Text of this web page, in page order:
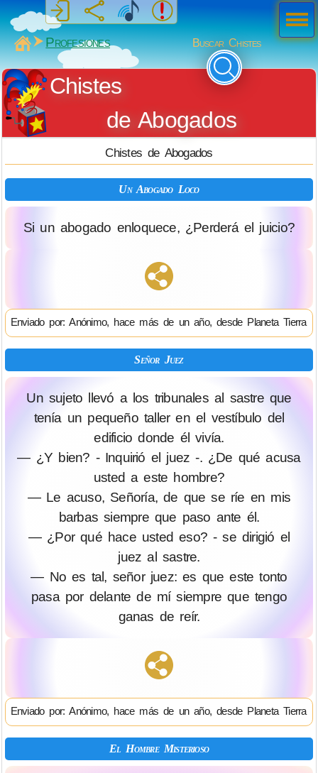
MiSabueso
Profesiones Buscar Chistes
Chistes
de Abogados
Chistes de Abogados
Un Abogado Loco
Si un abogado enloquece, ¿Perderá el juicio?
Enviado por: Anónimo, hace más de un año, desde Planeta Tierra
Señor Juez
Un sujeto llevó a los tribunales al sastre que
tenía un pequeño taller en el vestíbulo del
edificio donde él vivía.
— ¿Y bien? - Inquirió el juez -. ¿De qué acusa
usted a este hombre?
— Le acuso, Señoría, de que se ríe en mis
barbas siempre que paso ante él.
— ¿Por qué hace usted eso? - se dirigió el
juez al sastre.
— No es tal, señor juez: es que este tonto
pasa por delante de mí siempre que tengo
ganas de reír.
Enviado por: Anónimo, hace más de un año, desde Planeta Tierra
El Hombre Misterioso
Men
ú